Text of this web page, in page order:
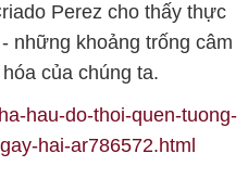
Perez cho thấy thực
những khoảng trống câm
của chúng ta.
hau-do-thoi-quen-tuong-
hai-ar786572.html